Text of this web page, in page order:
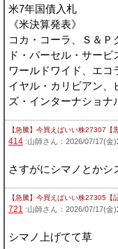
米7年国債入札
《米決算発表》
コカ・コーラ、Ｓ＆Ｐ
ド・パーセル・サー
ワールドワイド、エコ
イヤル・カリビアン、
ズ・インターナショナ
【急騰】今買えばいい株27307【
414 :山師さん：2026/07/17(金)
さすがにシマノとか
【急騰】今買えばいい株27305【
721 :山師さん：2026/07/17(金)
シマノ上げてて草